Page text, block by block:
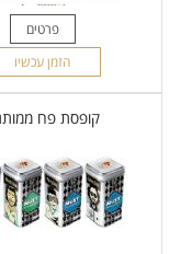
פרטים
הזמן עכשיו
קופסת פח